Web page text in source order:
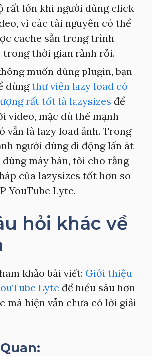
rất lớn khi người dùng click
vì các tài nguyên có thể
cache sẵn trong trình
trong thời gian rảnh rỗi.
muốn dùng plugin, bạn
dùngthư viện lazy load có
rất tốt là lazysizes để
video, mặc dù thế mạnh
vẫn là lazy load ảnh. Trong
người dùng di động lấn át
máy bàn, tôi cho rằng
của lazysizes tốt hơn so
YouTube Lyte.
hỏi khác về
khảo bài viết: Giới thiệu
Lyte để hiểu sâu hơn
mà hiện vẫn chưa có lời giải